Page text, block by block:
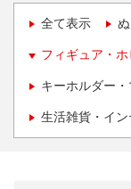
全て表示
フィギュア・ホ
キーホルダー
生活雑貨・イ